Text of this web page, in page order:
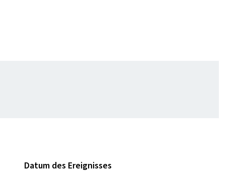
Datum des Ereignisses